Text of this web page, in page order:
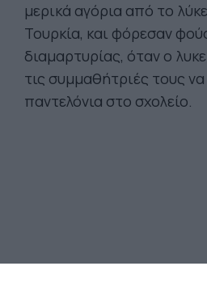
μερικά αγόρια από το
Τουρκία, και φόρεσαν
διαμαρτυρίας, όταν ο
τις συμμαθήτριές τους
παντελόνια στο σχολείο.